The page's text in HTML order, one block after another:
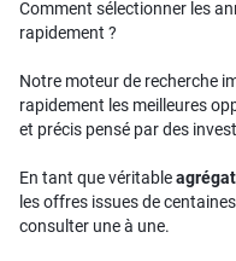
Comment sélectionner les
rapidement ?
Notre moteur de recherche
rapidement les meilleures
et précis pensé par des
En tant que véritable
les offres issues de
consulter une à une.